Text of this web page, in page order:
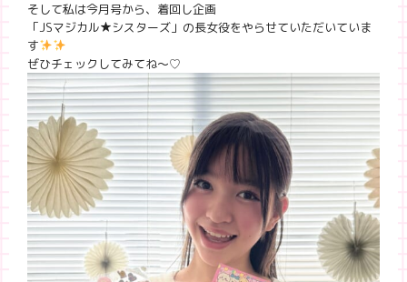
そして私は今月号から、着回し企画
「JSマジカル★シスターズ」の長女役をやらせていただいていま
す
ぜひチェックしてみてね〜♡